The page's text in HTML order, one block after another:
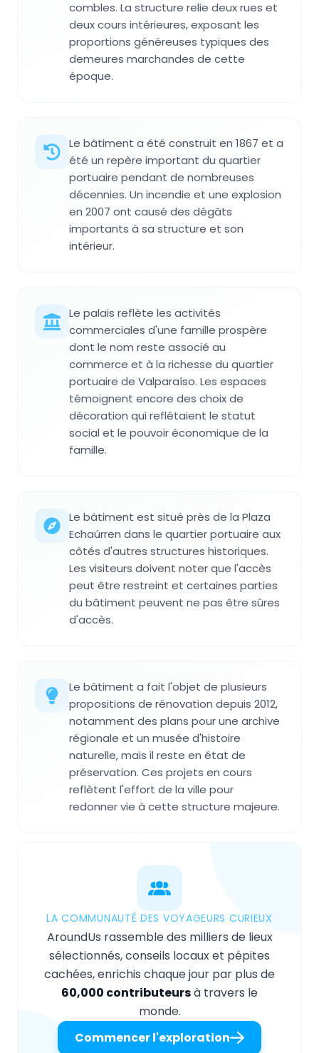
combles. La structure relie deux rues et
deux cours intérieures, exposant les
proportions généreuses typiques des
demeures marchandes de cette
époque.
Le bâtiment a été construit en 1867 et a
été un repère important du quartier
portuaire pendant de nombreuses
décennies. Un incendie et une explosion
en 2007 ont causé des dégâts
importants à sa structure et son
intérieur.
Le palais reflète les activités
commerciales d'une famille prospère
dont le nom reste associé au
commerce et à la richesse du quartier
portuaire de Valparaíso. Les espaces
témoignent encore des choix de
décoration qui reflétaient le statut
social et le pouvoir économique de la
famille.
Le bâtiment est situé près de la Plaza
Echaúrren dans le quartier portuaire aux
côtés d'autres structures historiques.
Les visiteurs doivent noter que l'accès
peut être restreint et certaines parties
du bâtiment peuvent ne pas être sûres
d'accès.
Le bâtiment a fait l'objet de plusieurs
propositions de rénovation depuis 2012,
notamment des plans pour une archive
régionale et un musée d'histoire
naturelle, mais il reste en état de
préservation. Ces projets en cours
reflètent l'effort de la ville pour
redonner vie à cette structure majeure.
LA COMMUNAUTÉ DES VOYAGEURS CURIEUX
AroundUs rassemble des milliers de lieux
sélectionnés, conseils locaux et pépites
cachées, enrichis chaque jour par plus de
60,000 contributeursà travers le
monde.
Commencer l'exploration